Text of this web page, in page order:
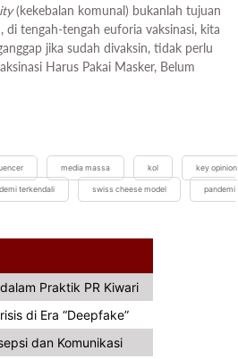
(kekebalan komunal) bukanlah tujuan
tengah-tengah euforia vaksinasi, kita
jika sudah divaksin, tidak perlu
Harus Pakai Masker, Belum
media massa kol key opinion
terkendali swiss cheese model pandemi
Praktik PR Kiwari
di Era “Deepfake”
dan Komunikasi